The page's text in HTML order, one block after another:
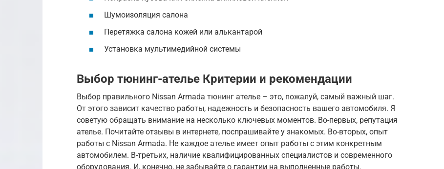
Шумоизоляция салона
Перетяжка салона кожей или алькантарой
Установка мультимедийной системы
Выбор тюнинг-ателье Критерии и рекомендации
Выбор правильного Nissan Armada тюнинг ателье – это, пожалуй, самый важный шаг.
От этого зависит качество работы, надежность и безопасность вашего автомобиля. Я
советую обращать внимание на несколько ключевых моментов. Во-первых, репутация
ателье. Почитайте отзывы в интернете, поспрашивайте у знакомых. Во-вторых, опыт
работы с Nissan Armada. Не каждое ателье имеет опыт работы с этим конкретным
автомобилем. В-третьих, наличие квалифицированных специалистов и современного
оборудования. И, конечно, не забывайте о гарантии на выполненные работы.